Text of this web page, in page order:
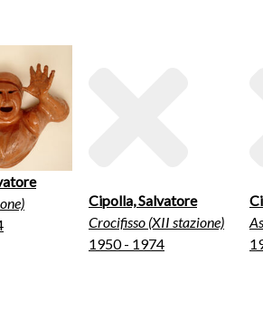
Cipolla, Salvatore
Crocifisso (XII stazione)
1950 - 1974